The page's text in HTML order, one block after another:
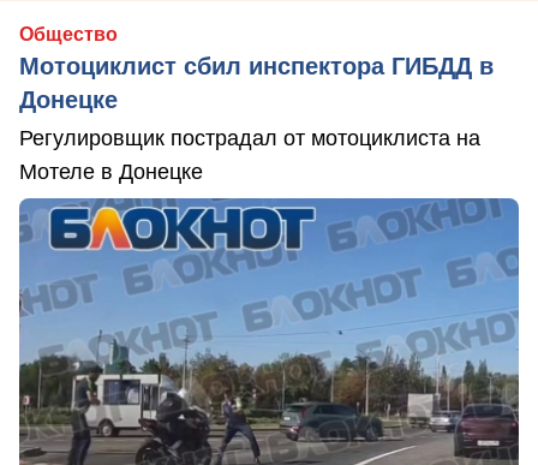
Общество
Мотоциклист сбил инспектора ГИБДД в
Донецке
Регулировщик пострадал от мотоциклиста на
Мотеле в Донецке